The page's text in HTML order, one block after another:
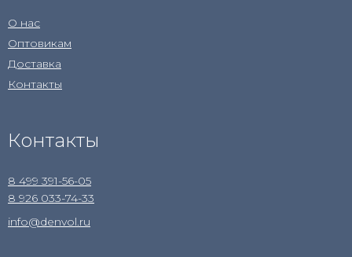
О нас
Оптовикам
Доставка
Контакты
Контакты
8 499 391-56-05
8 926 033-74-33
info@denvol.ru